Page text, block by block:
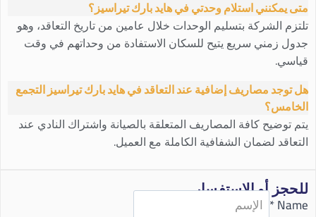
متى يمكنني استلام وحدتي في هايد بارك تيراسيز؟
تلتزم الشركة بتسليم الوحدات خلال عامين من تاريخ التعاقد، وهو
جدول زمني سريع يتيح للسكان الاستفادة من وحداتهم في وقت
قياسي.
هل توجد مصاريف إضافية عند التعاقد في هايد بارك تيراسيز التجمع
الخامس؟
يتم توضيح كافة المصاريف المتعلقة بالصيانة واشتراك النادي عند
التعاقد لضمان الشفافية الكاملة مع العميل.
للحجز أو الاستفسار
Name
*